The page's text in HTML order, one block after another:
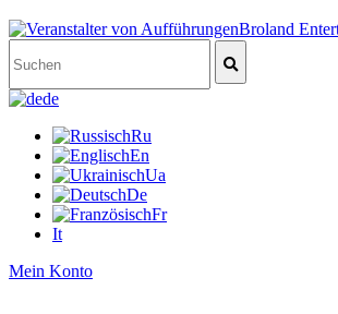
de
Ru
En
Ua
De
Fr
It
Mein Konto